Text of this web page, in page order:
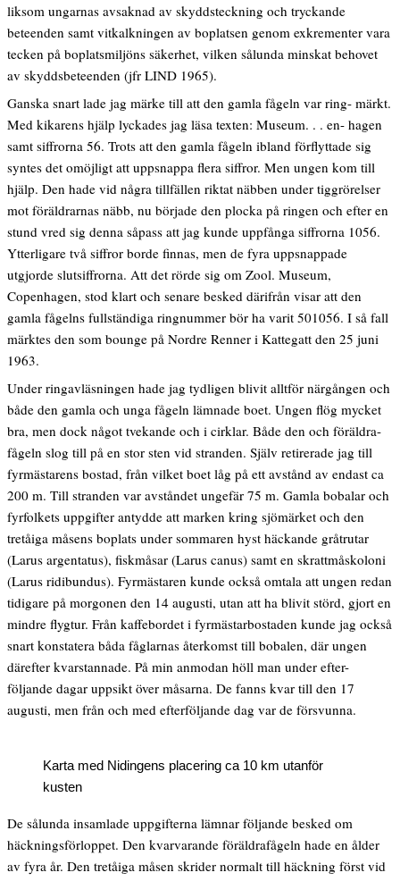
liksom ungarnas avsaknad av skyddsteckning och tryckande
beteenden samt vitkalkningen av boplatsen genom exkrementer vara
tecken på boplatsmiljöns säkerhet, vilken sålunda minskat behovet
av skyddsbeteenden (jfr LIND 1965).
Ganska snart lade jag märke till att den gamla fågeln var ring- märkt.
Med kikarens hjälp lyckades jag läsa texten: Museum. . . en- hagen
samt siffrorna 56. Trots att den gamla fågeln ibland förflyttade sig
syntes det omöjligt att uppsnappa flera siffror. Men ungen kom till
hjälp. Den hade vid några tillfällen riktat näbben under tiggrörelser
mot föräldrarnas näbb, nu började den plocka på ringen och efter en
stund vred sig denna såpass att jag kunde uppfånga siffrorna 1056.
Ytterligare två siffror borde finnas, men de fyra uppsnappade
utgjorde slutsiffrorna. Att det rörde sig om Zool. Museum,
Copenhagen, stod klart och senare besked därifrån visar att den
gamla fågelns fullständiga ringnummer bör ha varit 501056. I så fall
märktes den som bounge på Nordre Renner i Kattegatt den 25 juni
1963.
Under ringavläsningen hade jag tydligen blivit alltför närgången och
både den gamla och unga fågeln lämnade boet. Ungen flög mycket
bra, men dock något tvekande och i cirklar. Både den och föräldra-
fågeln slog till på en stor sten vid stranden. Själv retirerade jag till
fyrmästarens bostad, från vilket boet låg på ett avstånd av endast ca
200 m. Till stranden var avståndet ungefär 75 m. Gamla bobalar och
fyrfolkets uppgifter antydde att marken kring sjömärket och den
tretåiga måsens boplats under sommaren hyst häckande gråtrutar
(Larus argentatus), fiskmåsar (Larus canus) samt en skrattmåskoloni
(Larus ridibundus). Fyrmästaren kunde också omtala att ungen redan
tidigare på morgonen den 14 augusti, utan att ha blivit störd, gjort en
mindre flygtur. Från kaffebordet i fyrmästarbostaden kunde jag också
snart konstatera båda fåglarnas återkomst till bobalen, där ungen
därefter kvarstannade. På min anmodan höll man under efter-
följande dagar uppsikt över måsarna. De fanns kvar till den 17
augusti, men från och med efterföljande dag var de försvunna.
Karta med Nidingens placering ca 10 km utanför
kusten
De sålunda insamlade uppgifterna lämnar följande besked om
häckningsförloppet. Den kvarvarande föräldrafågeln hade en ålder
av fyra år. Den tretåiga måsen skrider normalt till häckning först vid